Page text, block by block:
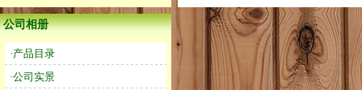
公司相册
·产品目录
·公司实景